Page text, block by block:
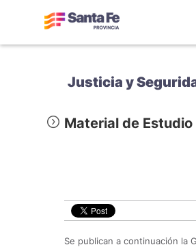
Justicia y
Material de Estudio
Se publican a continuación la